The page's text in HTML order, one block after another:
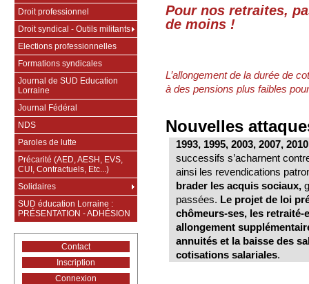
Pour nos retraites,
de moins !
L’allongement de la durée de
à des pensions plus faibles
Nouvelles
1993, 1995, 2003, 2007, 2010
successifs s’acharnent
ainsi les revendications
brader les acquis sociaux,
passées. Le projet de loi
chômeurs-ses, les retraité-
allongement
annuités et la baisse des
cotisations salariales.
Droit professionnel
Droit syndical - Outils militants
Elections professionnelles
Formations syndicales
Journal de SUD Education
Lorraine
Journal Fédéral
NDS
Paroles de lutte
Précarité (AED, AESH, EVS,
CUI, Contractuels, Etc...)
Solidaires
SUD éducation Lorraine :
PRÉSENTATION - ADHÉSION
Contact
Inscription
Connexion